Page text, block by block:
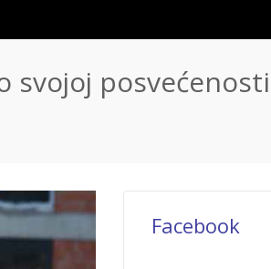
svojoj posvećenosti
Facebook